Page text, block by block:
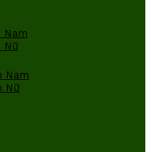
Nam
Nữ
Nam
Nữ